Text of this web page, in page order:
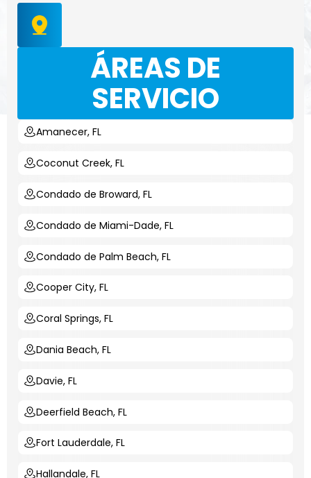
ÁREAS DE
SERVICIO
Amanecer, FL
Coconut Creek, FL
Condado de Broward, FL
Condado de Miami-Dade, FL
Condado de Palm Beach, FL
Cooper City, FL
Coral Springs, FL
Dania Beach, FL
Davie, FL
Deerfield Beach, FL
Fort Lauderdale, FL
Hallandale, FL